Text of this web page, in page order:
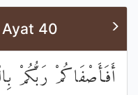
40
أَفَأَصْفَاكُمْ رَبُّكُمْ